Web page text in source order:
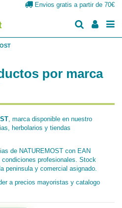
Envios gratis a partir de 70€
por marca
, marca disponible en nuestro
herbolarios y tiendas
de NATUREMOST con EAN
profesionales. Stock
peninsula y comercial asignado.
a precios mayoristas y catalogo